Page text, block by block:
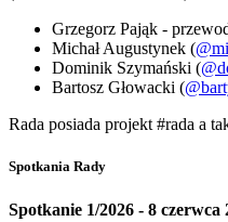
Grzegorz Pająk -
Michał Augustynek (
Dominik Szymański (
Bartosz Głowacki (
Rada posiada projekt #rada a
Spotkania Rady
Spotkanie 1/2026 - 8 czerwca